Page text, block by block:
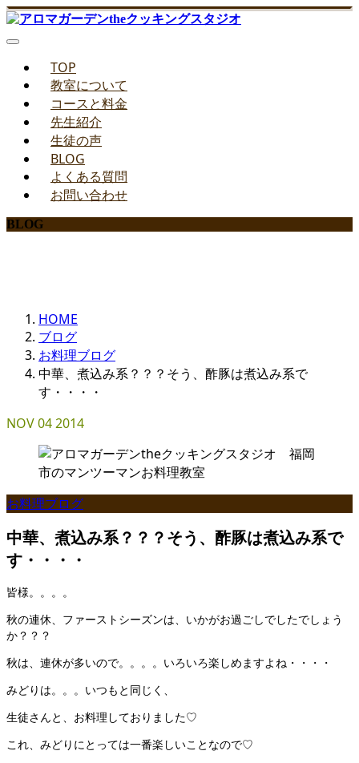
TOP
教室について
コースと料金
先生紹介
生徒の声
BLOG
よくある質問
お問い合わせ
BLOG
HOME
ブログ
お料理ブログ
中華、煮込み系？？？そう、酢豚は煮込み系で
す・・・・
NOV042014
お料理ブログ
中華、煮込み系？？？そう、酢豚は煮込み系で
す・・・・
皆様。。。。
秋の連休、ファーストシーズンは、いかがお過ごしでしたでしょう
か？？？
秋は、連休が多いので。。。。いろいろ楽しめますよね・・・・
みどりは。。。いつもと同じく、
生徒さんと、お料理しておりました♡
これ、みどりにとっては一番楽しいことなので♡